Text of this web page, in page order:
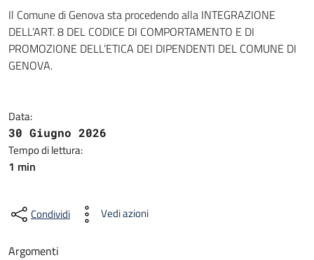
Il Comune di Genova sta procedendo alla INTEGRAZIONE
DELL’ART. 8 DEL CODICE DI COMPORTAMENTO E DI
PROMOZIONE DELL’ETICA DEI DIPENDENTI DEL COMUNE DI
GENOVA.
Data:
30 Giugno 2026
Tempo di lettura:
1 min
Condividi Vedi azioni
Argomenti